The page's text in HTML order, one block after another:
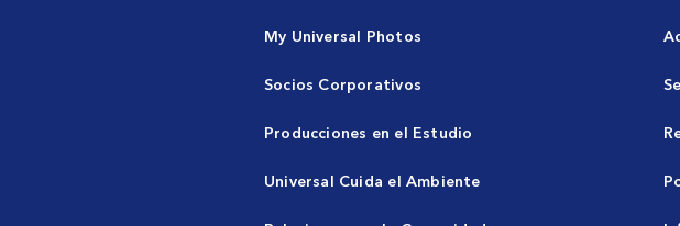
My Universal Photos
Socios Corporativos
Producciones en el Estudio
Universal Cuida el Ambiente